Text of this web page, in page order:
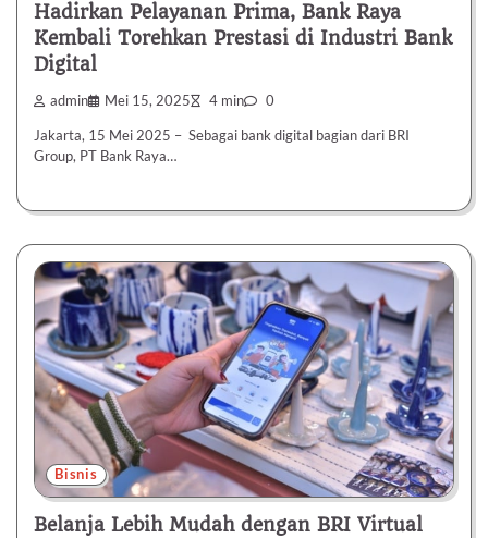
Hadirkan Pelayanan Prima, Bank Raya
Kembali Torehkan Prestasi di Industri Bank
Digital
admin Mei 15, 2025 4 min 0
Jakarta, 15 Mei 2025 – Sebagai bank digital bagian dari BRI
Group, PT Bank Raya…
Bisnis
Belanja Lebih Mudah dengan BRI Virtual